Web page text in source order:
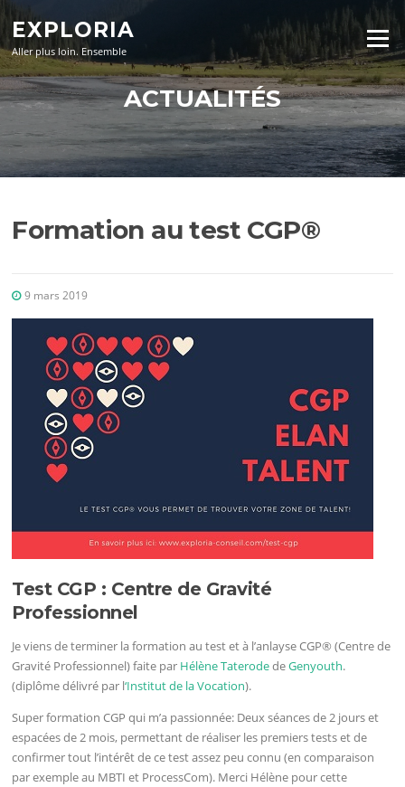
contenu
EXPLORIA
Aller plus loin. Ensemble
Menu
ACTUALITÉS
Formation au test CGP®
9 mars 2019
Test CGP : Centre de Gravité
Professionnel
Je viens de terminer la formation au test et à l’anlayse CGP® (Centre de
Gravité Professionnel) faite par Hélène TaterodedeGenyouth.
(diplôme délivré par l‘Institut de la Vocation).
Super formation CGP qui m’a passionnée: Deux séances de 2 jours et
espacées de 2 mois, permettant de réaliser les premiers tests et de
confirmer tout l’intérêt de ce test assez peu connu (en comparaison
par exemple au MBTI et ProcessCom). Merci Hélène pour cette